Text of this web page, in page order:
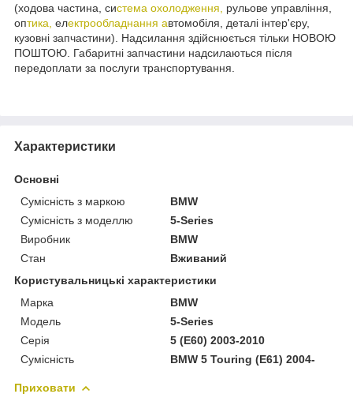
(ходова частина, система охолодження, рульове управління,
оптика, електрообладнання автомобіля, деталі інтер'єру,
кузовні запчастини). Надсилання здійснюється тільки НОВОЮ
ПОШТОЮ. Габаритні запчастини надсилаються після
передоплати за послуги транспортування.
Характеристики
Основні
Сумісність з маркою
BMW
Сумісність з моделлю
5-Series
Виробник
BMW
Стан
Вживаний
Користувальницькі характеристики
Марка
BMW
Модель
5-Series
Серія
5 (E60) 2003-2010
Сумісність
BMW 5 Touring (E61) 2004-
Приховати